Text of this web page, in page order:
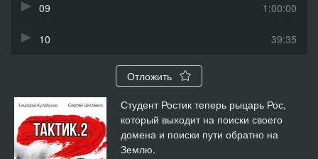
1:00:00
09
39:35
10
Отложить
Студент Ростик теперь рыцарь Рос,
который выходит на поиски своего
домена и поиски пути обратно на
Землю.